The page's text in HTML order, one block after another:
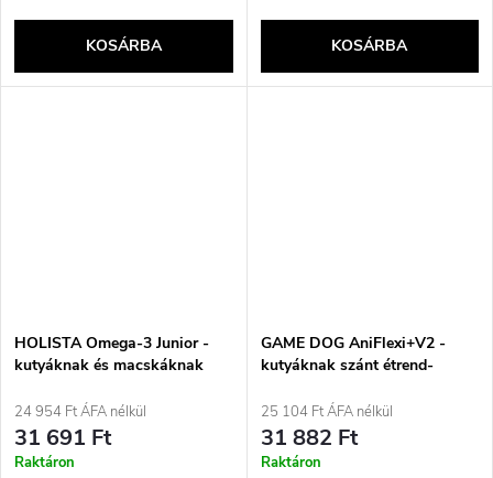
KOSÁRBA KOSÁRBA
HOLISTA Omega-3 Junior -
kutyáknak és macskáknak
400ml
24 954 Ft ÁFA nélkül
31 691 Ft
Raktáron
GAME DOG AniFlexi+V2 -
kutyáknak szánt étrend-
25 104 Ft ÁFA nélkül
31 882 Ft
Raktáron